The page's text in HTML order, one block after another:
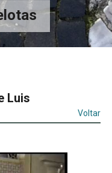
Luis
Voltar